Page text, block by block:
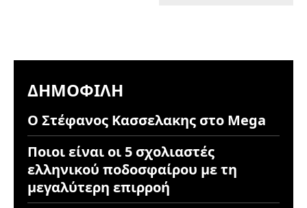
ΔΗΜΟΦΙΛΉ
Ο Στέφανος Κασσελακης στο Mega
Ποιοι είναι οι 5 σχολιαστές
ελληνικού ποδοσφαίρου με τη
μεγαλύτερη επιρροή